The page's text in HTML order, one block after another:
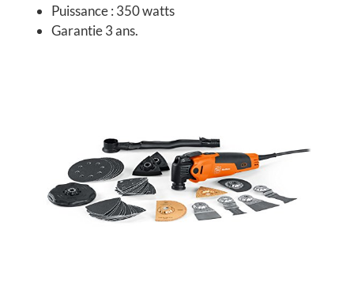
Puissance : 350 watts
Garantie 3 ans.